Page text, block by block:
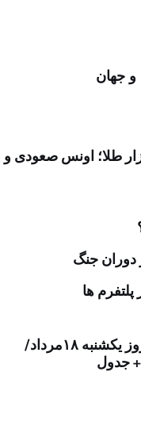
و جهان
طلا؛ اونس صعودی و
ها
قیمت طلا و سکه امروز یکشنبه ۱۸مرداد/
جدول